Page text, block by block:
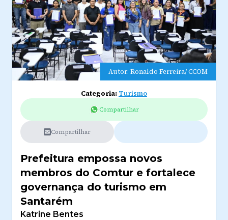
Autor: Ronaldo Ferreira/ CCOM
Categoria: Turismo
Compartilhar
Compartilhar
Prefeitura empossa novos
membros do Comtur e fortalece
governança do turismo em
Santarém
Katrine Bentes